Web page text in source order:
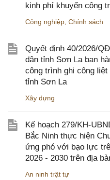
kinh phí khuyến công
Công nghiệp Chính sách
Quyết định 40/2026/
dân tỉnh Sơn La ban
công trình ghi công
tỉnh Sơn La
Xây dựng
Kế hoạch 279/KH-
Bắc Ninh thực hiện
ứng phó với bạo lực
2026 - 2030 trên địa
An ninh trật tự